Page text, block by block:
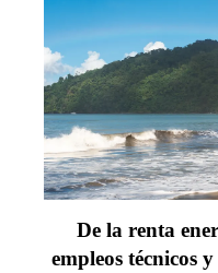
De la renta
empleos técnicos